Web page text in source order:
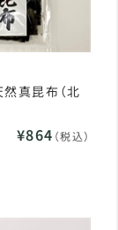
然真昆布（北
¥864 （税込）